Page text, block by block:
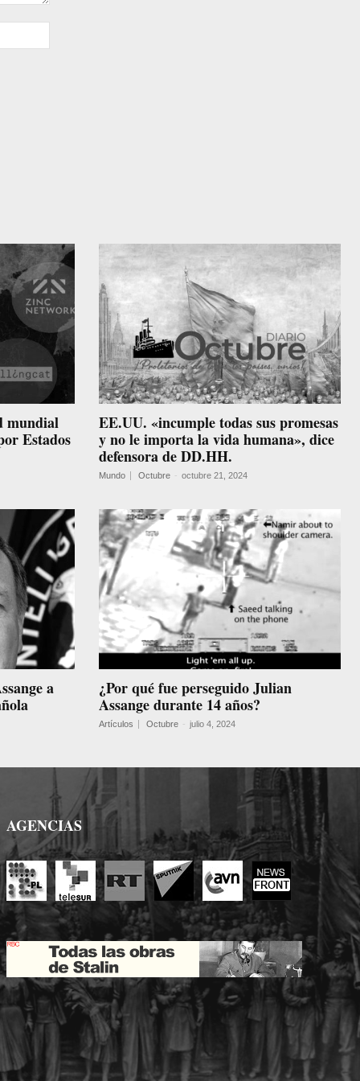
web:
mundial
Estados
EE.UU. «incumple todas sus promesas
y no le importa la vida humana», dice
defensora de DD.HH.
Mundo Octubre - octubre 21, 2024
a
¿Por qué fue perseguido Julian
Assange durante 14 años?
Artículos Octubre - julio 4, 2024
AGENCIAS